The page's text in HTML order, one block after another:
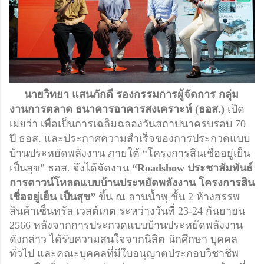
งานการตลาด ธนาคารอาคารสงเคราะห์ (ธอส.) เปิด
เผยว่า เพื่อเป็นการเฉลิมฉลองวันสถาปนาครบรอบ 70
ปี ธอส. และประกาศความสำเร็จของการประกวดแบบ
บ้านประหยัดพลังงาน ภายใต้ “โครงการสินเชื่ออยู่เย็น
เป็นสุข” ธอส. จึงได้จัดงาน “Roadshow ประชาสัมพันธ์
การดาวน์โหลดแบบบ้านประหยัดพลังงาน โครงการสิน
เชื่ออยู่เย็น เป็นสุข” ขึ้น ณ ลานน้ำพุ ชั้น 2 ห้างสรรพ
สินค้าเซ็นทรัล เวสต์เกต ระหว่างวันที่ 23-24 กันยายน
2566 หลังจากการประกวดแบบบ้านประหยัดพลังงาน
ดังกล่าว ได้รับความสนใจจากนิสิต นักศึกษา บุคคล
ทั่วไป และคณะบุคคลที่มีใบอนุญาตประกอบวิชาชีพ